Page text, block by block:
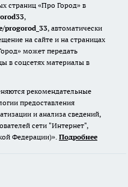
страниц «Про Город» в
,
progorod_33, автоматически
на сайте и на страницах
может передать
в соцсетях материалы в
рекомендательные
предоставления
и анализа сведений,
сети "Интернет",
Федерации)». Подробнее